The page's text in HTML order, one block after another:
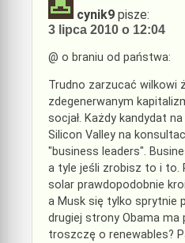
cynik9 pisze:
3 lipca 2010 o 12:04
@ o braniu od państwa:
Trudno zarzucać wilkowi
zdegenerwanym
socjał. Każdy kandydat
Silicon Valley na
"business leaders".
a tyle jeśli zrobisz to i to.
solar prawdopodobnie
a Musk się tylko sprytnie
drugiej strony Obama ma
troszczę o renewables?